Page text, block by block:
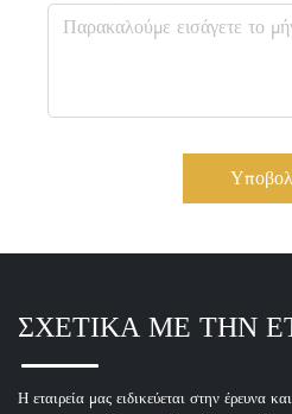
ΣΧΕΤΙΚΑ ΜΕ ΤΗΝ
Η εταιρεία μας ειδικεύεται στην έρευνα